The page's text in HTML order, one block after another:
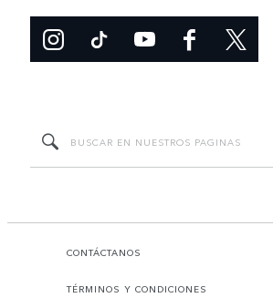
CONTÁCTANOS
TÉRMINOS Y CONDICIONES